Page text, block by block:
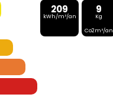
209
kWh/m²/an
9
Kg
Co2m²/an